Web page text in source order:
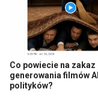
Co powiecie na zakaz
generowania filmów
polityków?